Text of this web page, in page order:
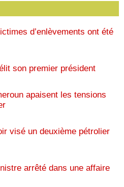
d’enlèvements ont été
son premier président
apaisent les tensions
visé un deuxième pétrolier
arrêté dans une affaire